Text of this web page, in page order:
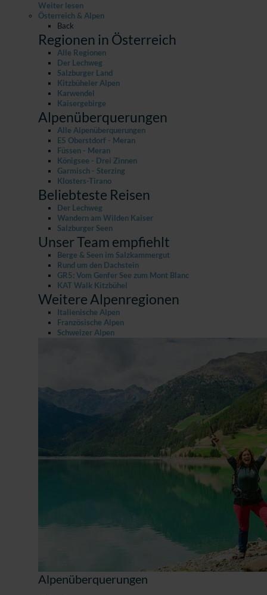
Weiter lesen
Österreich & Alpen
Back
Regionen in Österreich
Alle Regionen
Der Lechweg
Salzburger Land
Kitzbüheler Alpen
Karwendel
Kaisergebirge
Alpenüberquerungen
Alle Alpenüberquerungen
E5 Oberstdorf - Meran
Füssen - Meran
Königsee - Drei Zinnen
Garmisch - Sterzing
Klosters-Tirano
Beliebteste Reisen
Der Lechweg
Wandern am Wilden Kaiser
Salzburger Seen
Unser Team empfiehlt
Berge & Seen im Salzkammergut
Rund um den Dachstein
GR5: Vom Genfer See zum Mont Blanc
KAT Walk Kitzbühel
Weitere Alpenregionen
Italienische Alpen
Französische Alpen
Schweizer Alpen
Alpenüberquerungen